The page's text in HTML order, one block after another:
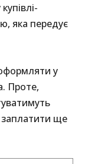
яка передує
у
Проте,
ще